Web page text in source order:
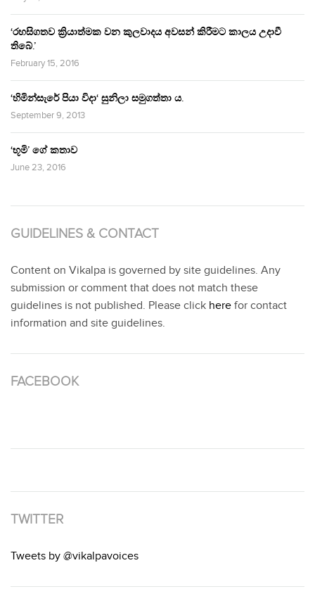
‘රහසිගතව ක්‍රියාත්මක වන කුලවාදය අවසන් කිරීමට කාලය උදාවී
තිබේ.’
February 15, 2016
‘හිමින්සැරේ පියා විදා‘ සුනිලා සමුගත්තා ය.
September 9, 2013
‘භූමි’ ගේ කතාව
June 23, 2016
GUIDELINES & CONTACT
Content on Vikalpa is governed by site guidelines. Any
submission or comment that does not match these
guidelines is not published. Please click here for contact
information and site guidelines.
FACEBOOK
TWITTER
Tweets by @vikalpavoices